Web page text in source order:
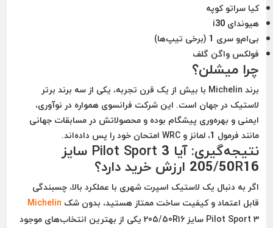
کیا سراتو کوپه
هیوندای i30
بی‌ام‌و سری 1 (برخی تیپ‌ها)
فولکس واگن گلف
چرا میشلن؟
برند Michelin با بیش از یک قرن تجربه، یکی از سه برند برتر
لاستیک در جهان است. این شرکت فرانسوی همواره در نوآوری،
ایمنی و بهره‌وری پیشگام بوده و محصولاتش در مسابقات جهانی
مانند فرمول 1، لمانز و WRC امتحان خود را پس داده‌اند.
نتیجه‌گیری: آیا Pilot Sport 3 سایز
205/50R16 ارزش خرید دارد؟
اگر به دنبال یک لاستیک اسپرت شهری با عملکرد بالا، چسبندگی
قابل اعتماد و کیفیت ساخت ممتازهستید، بدون شک Michelin
Pilot Sport 3 سایز 205/50R16
یکی از بهترین انتخاب‌های موجود